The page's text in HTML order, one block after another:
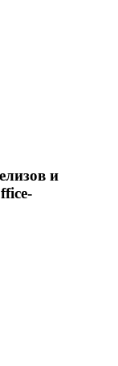
и